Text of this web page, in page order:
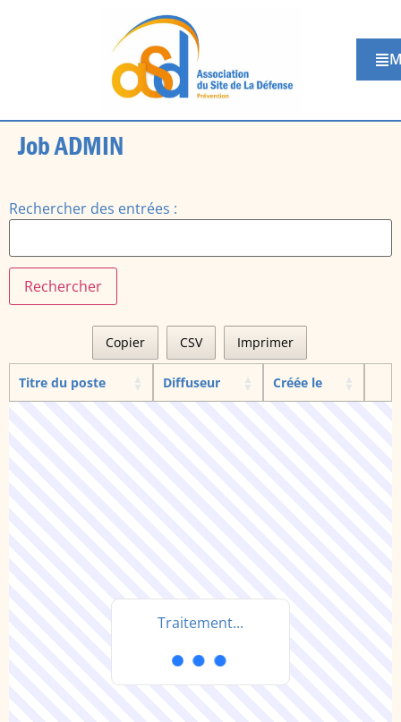
Job ADMIN
Rechercher des entrées :
Copier CSV Imprimer
Traitement...
Titre du poste Diffuseur Créée le